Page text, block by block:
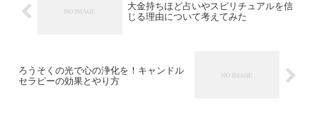
大金持ちほど占いやスピリチュアルを信
じる理由について考えてみた
ろうそくの光で心の浄化を！キャンドル
セラピーの効果とやり方